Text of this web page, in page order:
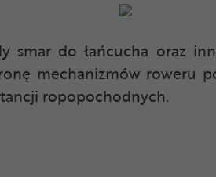
smar do łańcucha oraz
mechanizmów roweru
ropopochodnych.